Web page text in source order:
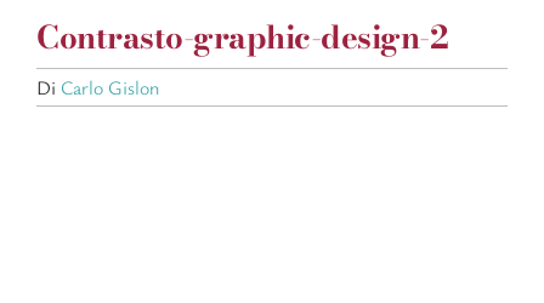
Contrasto-graphic-design-2
Di Carlo Gislon